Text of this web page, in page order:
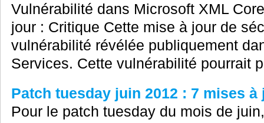
Vulnérabilité dans Microsoft XML
jour : Critique Cette mise à jour de
vulnérabilité révélée publiquement
Services. Cette vulnérabilité pourrait
Patch tuesday juin 2012 : 7 mises à
Pour le patch tuesday du mois de